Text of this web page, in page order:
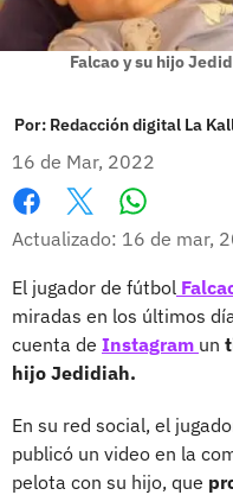
Falcao y su hijo
Por: Redacción digital La
16 de Mar, 2022
Facebook
X
Actualizado: 16 de mar,
El jugador de fútbol
miradas en los últimos
cuenta de Instagram un
hijo Jedidiah.
En su red social, el
publicó un video en la
pelota con su hijo, que